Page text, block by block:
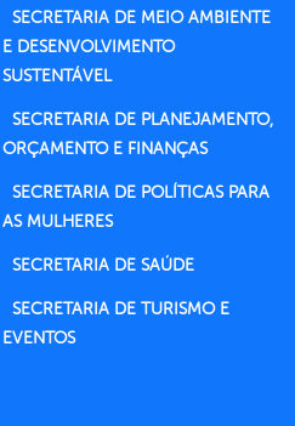
SECRETARIA DE MEIO AMBIENTE
E DESENVOLVIMENTO
SUSTENTÁVEL
SECRETARIA DE PLANEJAMENTO,
ORÇAMENTO E FINANÇAS
SECRETARIA DE POLÍTICAS PARA
AS MULHERES
SECRETARIA DE SAÚDE
SECRETARIA DE TURISMO E
EVENTOS